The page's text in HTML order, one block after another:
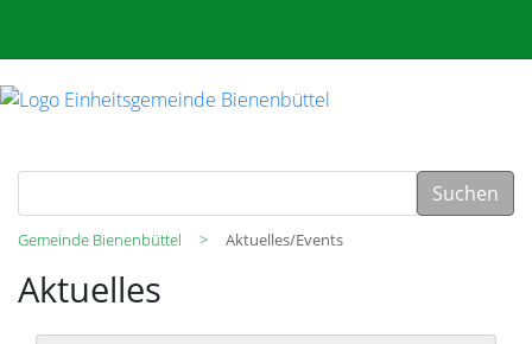
Suchen
Gemeinde Bienenbüttel Aktuelles/Events
Aktuelles